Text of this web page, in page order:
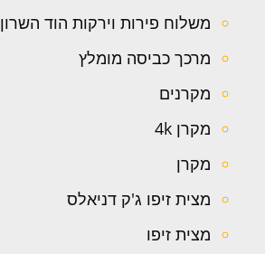
משלוח פירות וירקות הוד השרון
מרכך כביסה מומלץ
מקרנים
מקרן 4k
מקרן
מצית זיפו ג'ק דניאלס
מצית זיפו